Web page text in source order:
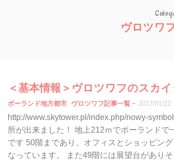
ヴロツワ
＜基本情報＞ヴロツワフのスカ
ポーランド地方都市 ヴロツワフ記事一覧 - 2017/01/22
http://www.skytower.pl/index.php/nowy-
所が出来ました！ 地上212ｍでポーランドで
です 50階まであり、オフィスとショッピン
なっています。 また49階には展望台があり